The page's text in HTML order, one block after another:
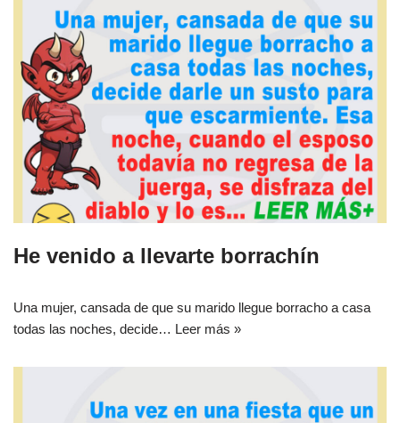
He venido a llevarte borrachín
Una mujer, cansada de que su marido llegue borracho a casa
todas las noches, decide… Leer más »